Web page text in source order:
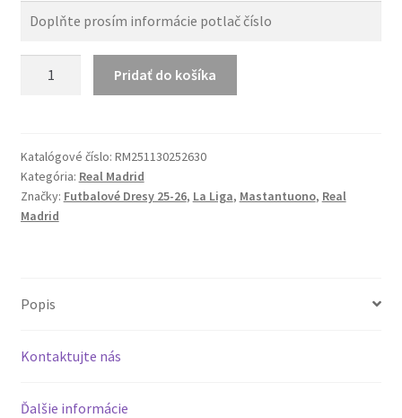
Madrid
25-
26
Domáci
Pridať do košíka
Katalógové číslo: RM251130252630
Kategória: Real Madrid
Značky: Futbalové Dresy 25-26, La Liga, Mastantuono, Real
Madrid
Popis
Kontaktujte nás
Ďalšie informácie